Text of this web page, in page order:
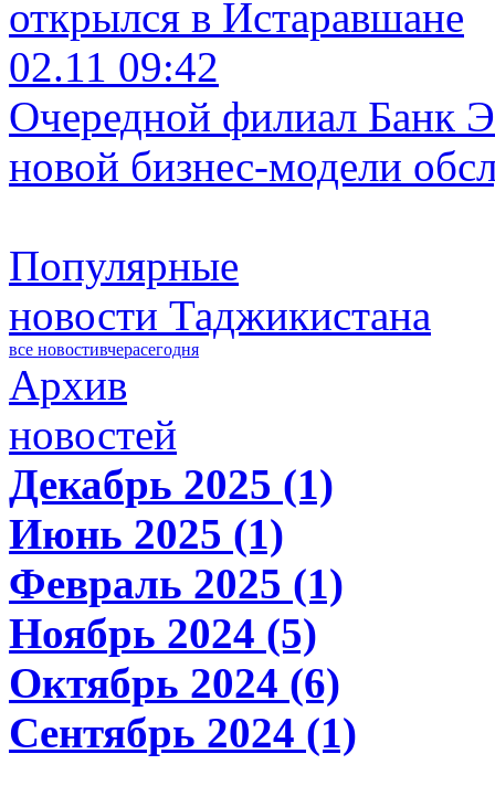
открылся в Истаравшане
02.11 09:42
Очередной филиал Банк
новой бизнес-модели
Популярные
новости Таджикистана
все новостивчерасегодня
Архив
новостей
Декабрь 2025 (1)
Июнь 2025 (1)
Февраль 2025 (1)
Ноябрь 2024 (5)
Октябрь 2024 (6)
Сентябрь 2024 (1)